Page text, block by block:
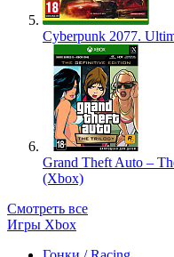
Cyberpunk 2077.
Grand Theft Auto –
(Xbox)
Смотреть все
Игры Xbox